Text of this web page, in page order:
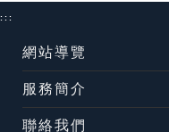
:::
網站導覽
服務簡介
聯絡我們